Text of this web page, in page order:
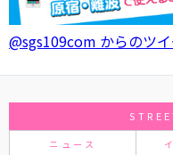
@sgs109com からのツ
ニュース